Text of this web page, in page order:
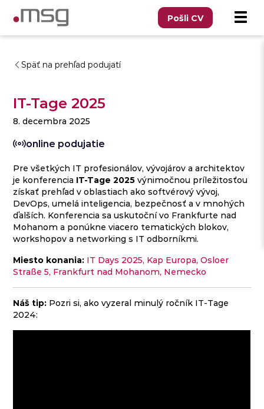
Pošli CV
Späť na prehľad podujatí
IT-Tage 2025
8. decembra 2025
online podujatie
Pre všetkých IT profesionálov, vývojárov a architektov
je konferencia IT-Tage 2025 výnimočnou príležitosťou
získať prehľad v oblastiach ako softvérový vývoj,
DevOps, umelá inteligencia, bezpečnosť a v mnohých
ďalších. Konferencia sa uskutoční vo Frankfurte nad
Mohanom a ponúkne viacero tematických blokov,
workshopov a networking s IT odborníkmi.
Miesto konania: IT Days 2025, Kap Europa, Osloer
Straße 5, Frankfurt nad Mohanom, Nemecko
Náš tip: Pozri si, ako vyzeral minulý ročník IT-Tage
2024: